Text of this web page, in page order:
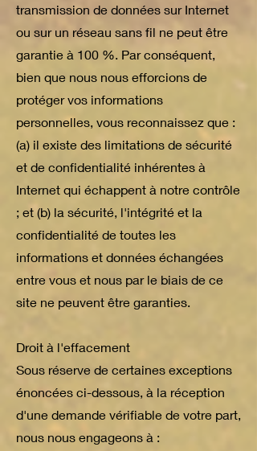
transmission de données sur Internet
ou sur un réseau sans fil ne peut être
garantie à 100 %. Par conséquent,
bien que nous nous efforcions de
protéger vos informations
personnelles, vous reconnaissez que :
(a) il existe des limitations de sécurité
et de confidentialité inhérentes à
Internet qui échappent à notre contrôle
; et (b) la sécurité, l'intégrité et la
confidentialité de toutes les
informations et données échangées
entre vous et nous par le biais de ce
site ne peuvent être garanties.
Droit à l'effacement
Sous réserve de certaines exceptions
énoncées ci-dessous, à la réception
d'une demande vérifiable de votre part,
nous nous engageons à :